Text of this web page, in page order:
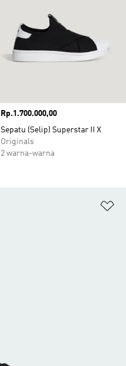
Harga
Rp.1.700.000,00
Sepatu (Selip) Superstar II X
Originals
2 warna-warna